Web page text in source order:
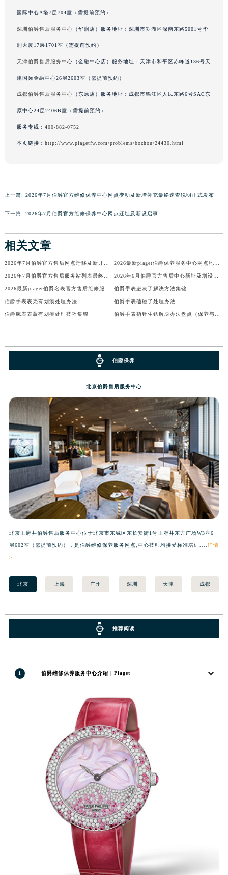
国际中心A塔7层704室（需提前预约）
深圳伯爵售后服务中心 （华润店）服务地址：深圳市罗湖区深南东路5001号华
润大厦17层1701室（需提前预约）
天津伯爵售后服务中心 （金融中心店）服务地址：天津市和平区赤峰道136号天
津国际金融中心26层2603室（需提前预约）
成都伯爵售后服务中心 （东原店）服务地址：成都市锦江区人民东路6号SAC东
原中心24层2406B室（需提前预约）
服务专线： 400-882-0752
本页链接： http://www.piagetfw.com/problems/bozhou/24430.html
上一篇: 2026年7月伯爵官方维修保养中心网点变动及新增补充最终速查说明正式发布
下一篇: 2026年7月伯爵官方维修保养中心网点迁址及新设启事
相关文章
伯爵手表进灰了解决方法集锦
伯爵手表表壳有划痕处理办法 伯爵手表磕碰了处理办法
伯爵腕表表蒙有划痕处理技巧集锦
伯爵保养
北京伯爵售后服务中心
北京王府井伯爵售后服务中心位于北京市东城区东长安街1号王府井东方广场W3座6
层602室（需提前预约），是伯爵维修保养服务网点,中心技师均接受标准培训.... 详情
>
北京 上海 广州 深圳 天津 成都
推荐阅读
1 伯爵维修保养服务中心介绍 | Piaget